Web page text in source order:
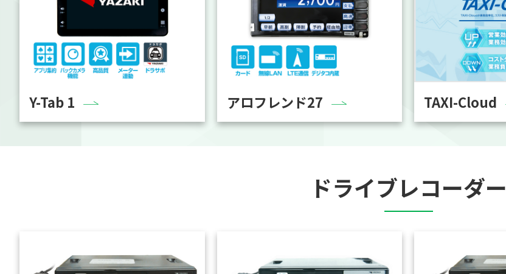
Y-Tab 1 アロフレンド27 TAXI-Cloud
ドライブレコーダー